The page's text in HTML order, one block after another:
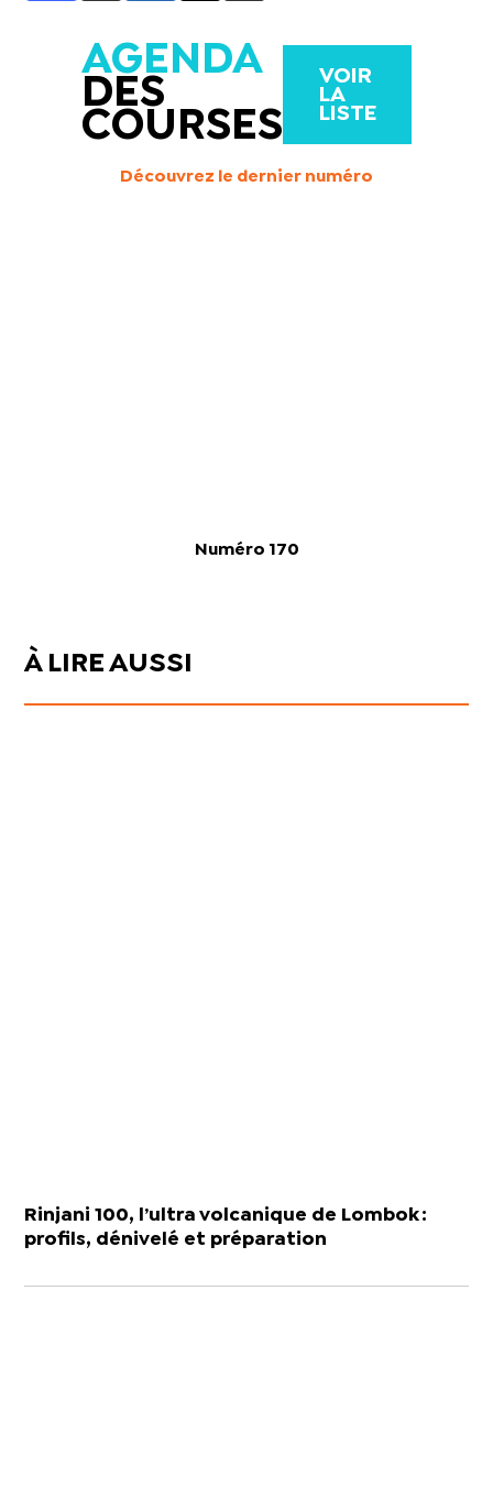
AGENDA
DES
COURSES
VOIR
LA
LISTE
Découvrez le dernier numéro
Numéro 170
À LIRE AUSSI
Rinjani 100, l’ultra volcanique de Lombok :
profils, dénivelé et préparation